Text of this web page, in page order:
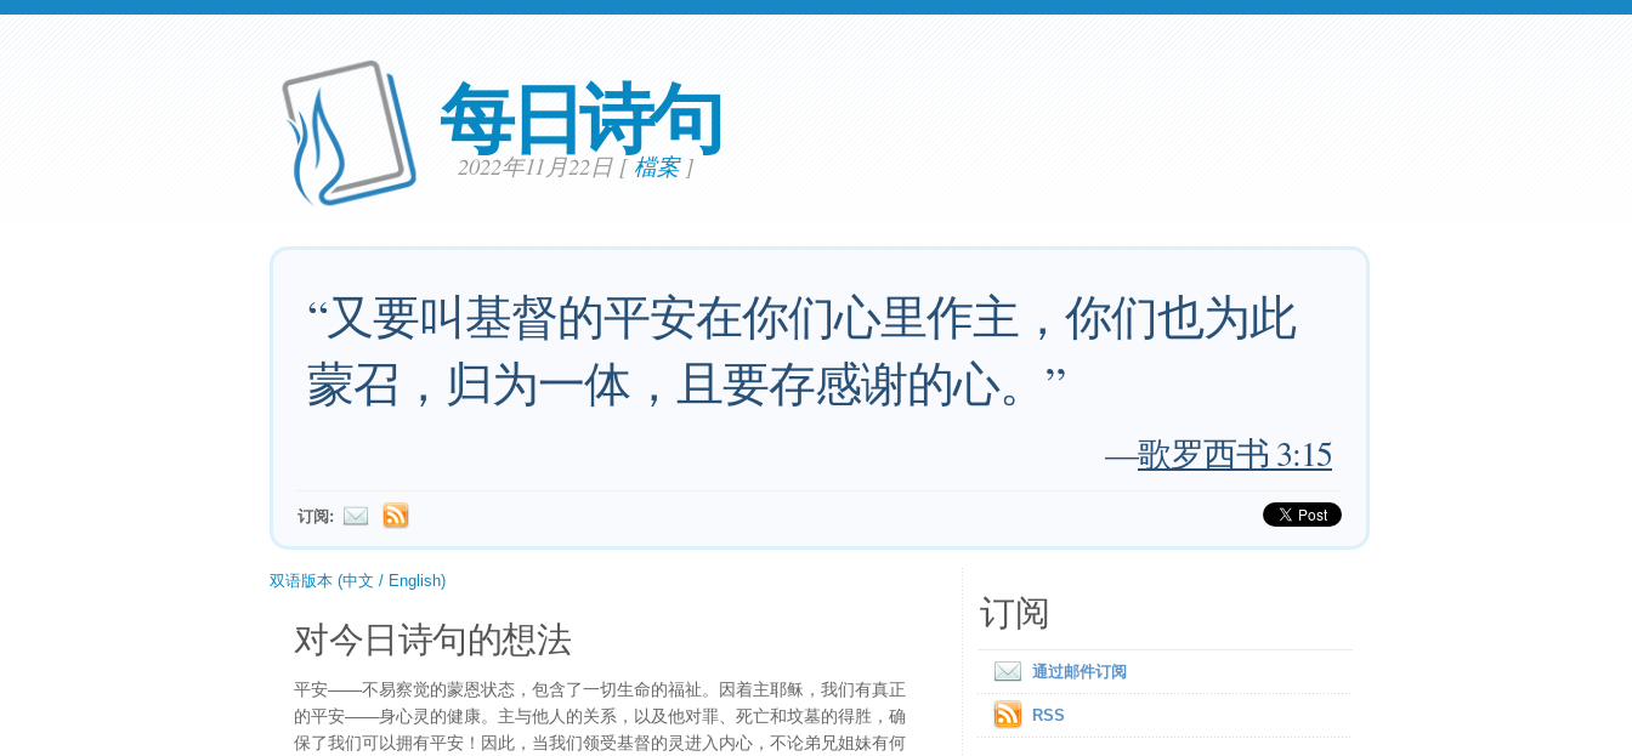
每日诗句
2022年11月22日 [檔案]
“又要叫基督的平安在你们心里作主，你们也为此
蒙召，归为一体，且要存感谢的心。”
—歌罗西书 3:15
订阅:
双语版本 (中文 / English)
对今日诗句的想法
平安——不易察觉的蒙恩状态，包含了一切生命的福祉。因着主耶稣，我们有真正
的平安——身心灵的健康。主与他人的关系，以及他对罪、死亡和坟墓的得胜，确
保了我们可以拥有平安！因此，当我们领受基督的灵进入内心，不论弟兄姐妹有何
订阅
通过邮件订阅
RSS